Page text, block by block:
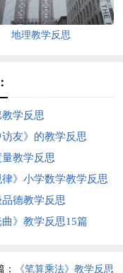
地理教学反思
教学反思
访友》的教学反思
教学反思
律》小学数学教学反思
品德教学反思
曲》教学反思15篇
： 《笔算乘法》教学反思